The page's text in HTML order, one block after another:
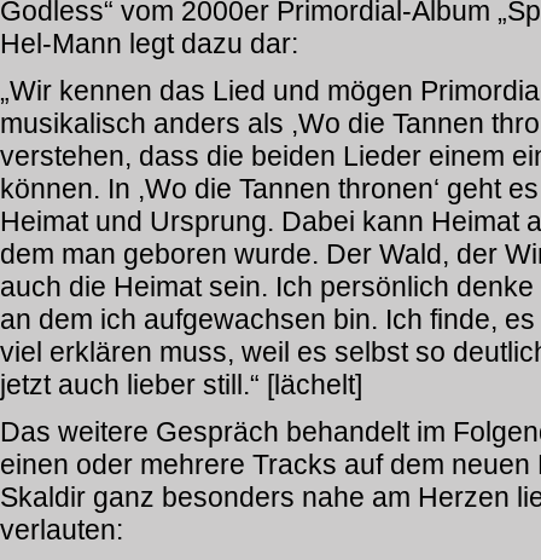
Godless“ vom 2000er Primordial-Album
Hel-Mann legt dazu dar:
„Wir kennen das Lied und mögen
musikalisch anders als ,Wo die Tannen
verstehen, dass die beiden Lieder einem
können. In ,Wo die Tannen thronen‘ geht
Heimat und Ursprung. Dabei kann Heimat
dem man geboren wurde. Der Wald, der
auch die Heimat sein. Ich persönlich
an dem ich aufgewachsen bin. Ich finde,
viel erklären muss, weil es selbst so
jetzt auch lieber still.“ [lächelt]
Das weitere Gespräch behandelt im
einen oder mehrere Tracks auf dem
Skaldir ganz besonders nahe am Herzen
verlauten: